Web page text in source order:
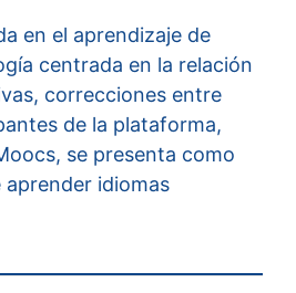
en el aprendizaje de
centrada en la relación
correcciones entre
de la plataforma,
se presenta como
aprender idiomas